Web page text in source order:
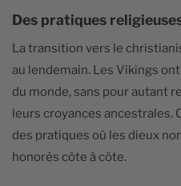
Des pratiques
La transition vers le
au lendemain. Les Vikings
du monde, sans pour autant
leurs croyances ancestrales.
des pratiques où les dieux
honorés côte à côte.